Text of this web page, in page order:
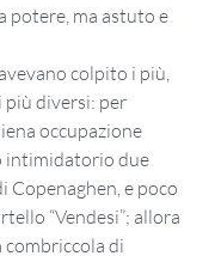
potere, ma astuto e
colpito i più,
più diversi: per
occupazione
intimidatorio due
Copenaghen, e poco
“Vendesi”; allora
combriccola di